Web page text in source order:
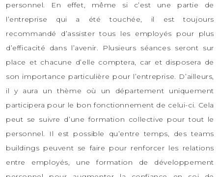
personnel. En effet, même si c’est une partie de
l’entreprise qui a été touchée, il est toujours
recommandé d’assister tous les employés pour plus
d’efficacité dans l’avenir. Plusieurs séances seront sur
place et chacune d’elle comptera, car et disposera de
son importance particulière pour l’entreprise. D’ailleurs,
il y aura un thème où un département uniquement
participera pour le bon fonctionnement de celui-ci. Cela
peut se suivre d’une formation collective pour tout le
personnel. Il est possible qu’entre temps, des teams
buildings peuvent se faire pour renforcer les relations
entre employés, une formation de développement